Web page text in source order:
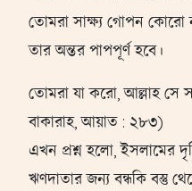
তোমরা সাক্ষ্য গোপন কোরো
তার অন্তর পাপপূর্ণ হবে।
তোমরা যা করো, আল্লাহ সে
বাকারাহ, আয়াত : ২৮৩)
এখন প্রশ্ন হলো, ইসলামের
ঋণদাতার জন্য বন্ধকি বস্তু